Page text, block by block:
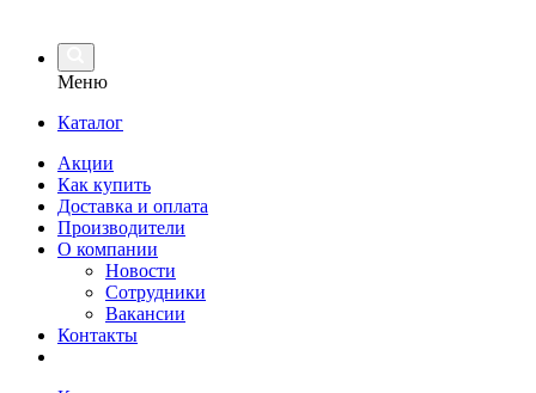
Меню
Каталог
Акции
Как купить
Доставка и оплата
Производители
О компании
Новости
Сотрудники
Вакансии
Контакты